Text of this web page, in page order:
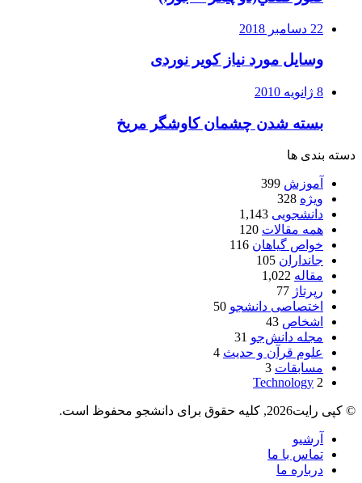
22 دسامبر 2018
وسایل مورد نیاز کویر نوردی
8 ژانویه 2010
بسته شدن چشمان کاوشگر مريخ
دسته بندی ها
آموزش 399
ویژه 328
دانشجویی 1,143
همه مقالات 120
خواص گیاهان 116
جانداران 105
مقاله 1,022
رپرتاژ 77
اختصاصی دانشجو 50
اشخاص 43
مجله دانش‌جو 31
علوم قرآن و حدیث 4
مسابقات 3
Technology 2
© کپی رایت2026, کلیه حقوق برای دانشجو محفوظ است.
آرشیو
تماس با ما
درباره ما